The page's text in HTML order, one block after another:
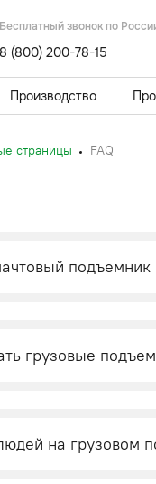
Бесплатный звонок по
8 (800) 200-78-15
Производство
страницы FAQ
грузовые
на грузовом